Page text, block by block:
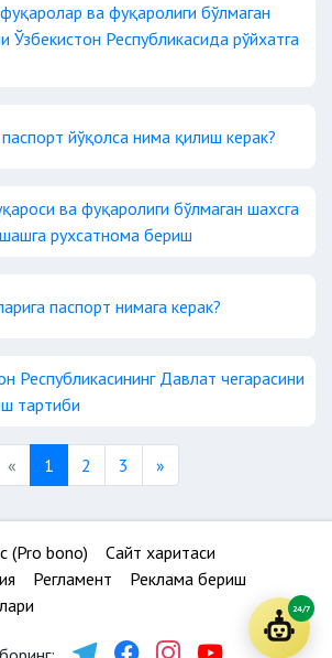
ва фуқаролиги бўлмаган
Ўзбекистон Республикасида рўйхатга
йўқолса нима қилиш керак?
ва фуқаролиги бўлмаган шахсга
рухсатнома бериш
паспорт нимага керак?
Республикасининг Давлат чегарасини
тартиби
«Previous
1 2 3 »Next
(Pro bono)
Сайт харитаси
Регламент
Реклама бериш
24/7